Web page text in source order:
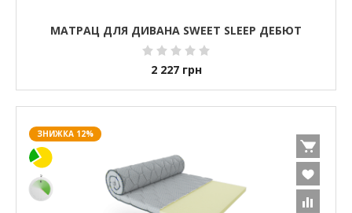
МАТРАЦ ДЛЯ ДИВАНА SWEET SLEEP ДЕБЮТ
2 227 грн
ЗНИЖКА 12%